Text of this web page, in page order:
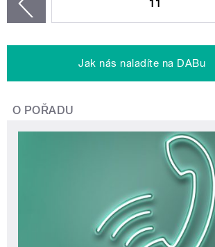
11
Jak nás naladíte na DABu
O POŘADU